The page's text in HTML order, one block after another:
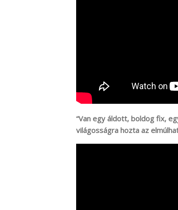
“Van egy áldott, boldog fix,
világosságra hozta az